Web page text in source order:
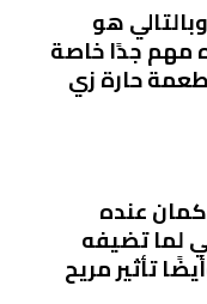
هو
مهم جدًا خاصة
حارة زي
عنده
لما تضيفه
تأثير مريح